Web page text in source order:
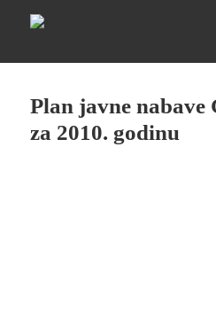
Glasnik Pakrac
Plan javne nabave
za 2010. godinu